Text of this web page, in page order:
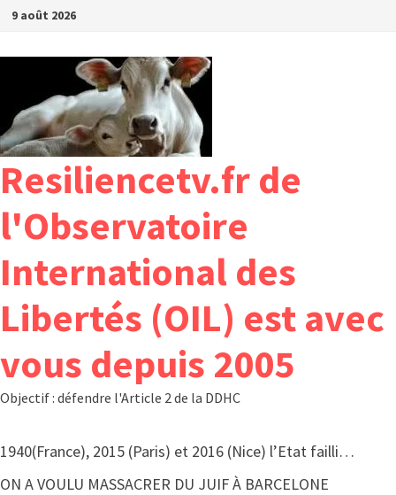
Passer
contenu
9 août 2026
Resiliencetv.fr de
l'Observatoire
International des
Libertés (OIL) est avec
vous depuis 2005
Objectif : défendre l'Article 2 de la DDHC
1940(France), 2015 (Paris) et 2016 (Nice) l’Etat failli…
ON A VOULU MASSACRER DU JUIF À BARCELONE